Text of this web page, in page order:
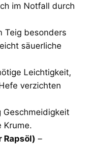
im Notfall durch
Teig besonders
säuerliche
Leichtigkeit,
verzichten
Geschmeidigkeit
Krume.
Rapsöl) –